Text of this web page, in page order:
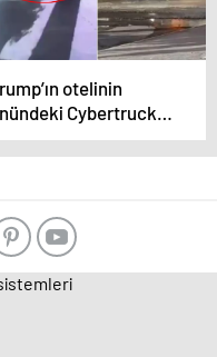
otelinin
Cybertruck’ın
anı kamerada